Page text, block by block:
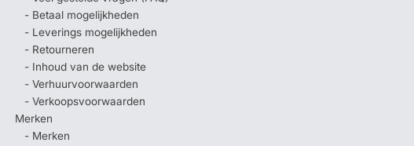
- Betaal mogelijkheden
- Leverings mogelijkheden
- Retourneren
- Inhoud van de website
- Verhuurvoorwaarden
- Verkoopsvoorwaarden
Merken
- Merken